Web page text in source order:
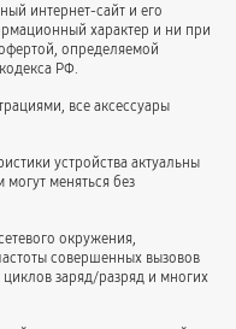
интернет-сайт и его
характер и ни при
определяемой
РФ.
все аксессуары
устройства актуальны
меняться без
окружения,
совершенных вызовов
заряд/разряд и многих